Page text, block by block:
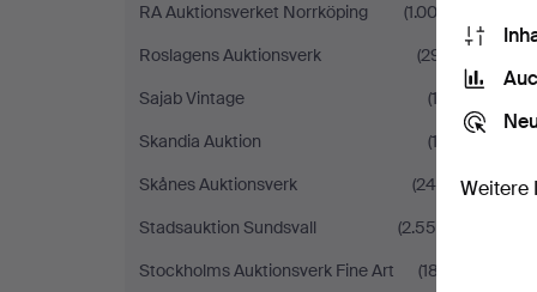
RA Auktionsverket Norrköping
(1.003)
Roslagens Auktionsverk
(291)
Sajab Vintage
(12)
Skandia Auktion
(13)
Skånes Auktionsverk
(245)
Stadsauktion Sundsvall
(2.555)
Stockholms Auktionsverk Fine Art
(187)
Weitere